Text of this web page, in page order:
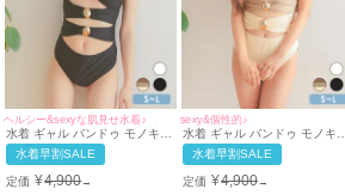
ヘルシー&sexyな肌見せ水着♪
水着 ギャル バンドゥ モノキニ
シャーリング カットアウト ビ
キニ (ブラック/若林萌々着用)
水着早割SALE
定価 ¥4,900→
sexy&個性的♪
水着 ギャル バンドゥ モノキニ
シャーリング カットアウト ビ
キニ (ブラウン×ベージュ/早河
ルカ着用 ブラック/若林萌々着
用)
水着早割SALE
定価 ¥4,900→